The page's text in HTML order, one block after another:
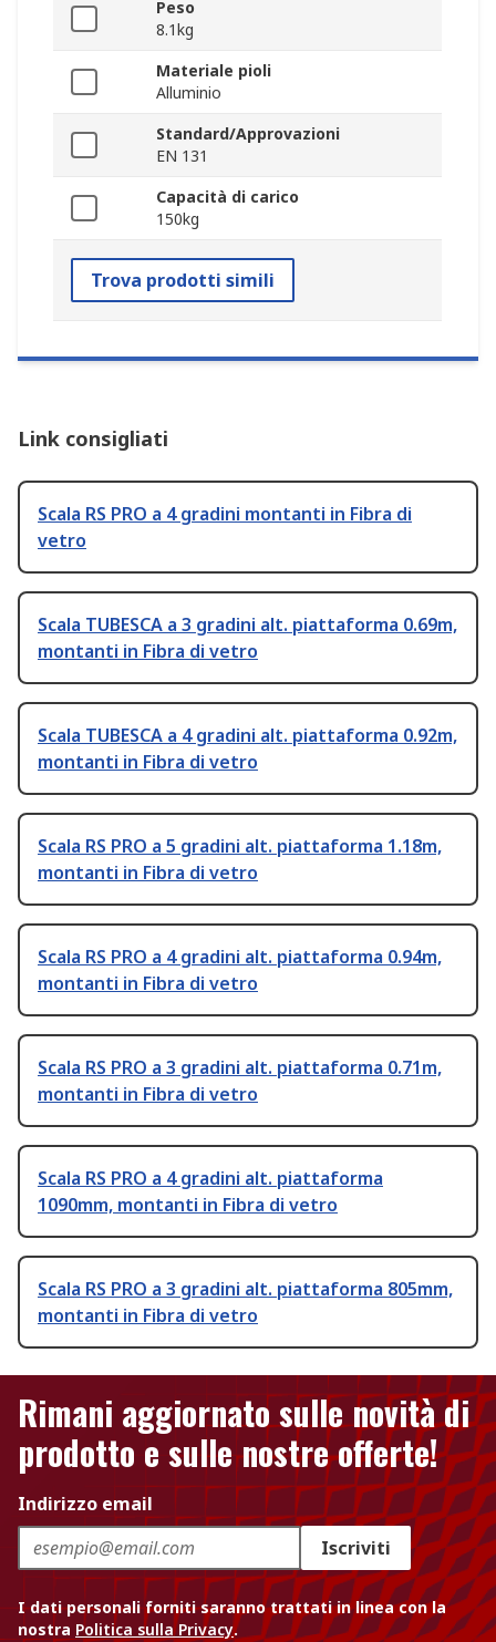
Peso
8.1kg
Materiale pioli
Alluminio
Standard/Approvazioni
EN 131
Capacità di carico
150kg
Trova prodotti simili
Link consigliati
Scala RS PRO a 4 gradini montanti in Fibra di
vetro
Scala TUBESCA a 3 gradini alt. piattaforma 0.69m,
montanti in Fibra di vetro
Scala TUBESCA a 4 gradini alt. piattaforma 0.92m,
montanti in Fibra di vetro
Scala RS PRO a 5 gradini alt. piattaforma 1.18m,
montanti in Fibra di vetro
Scala RS PRO a 4 gradini alt. piattaforma 0.94m,
montanti in Fibra di vetro
Scala RS PRO a 3 gradini alt. piattaforma 0.71m,
montanti in Fibra di vetro
Scala RS PRO a 4 gradini alt. piattaforma
1090mm, montanti in Fibra di vetro
Scala RS PRO a 3 gradini alt. piattaforma 805mm,
montanti in Fibra di vetro
Rimani aggiornato sulle novità di
prodotto e sulle nostre offerte!
Indirizzo email
Iscriviti
I dati personali forniti saranno trattati in linea con la
nostra Politica sulla Privacy.